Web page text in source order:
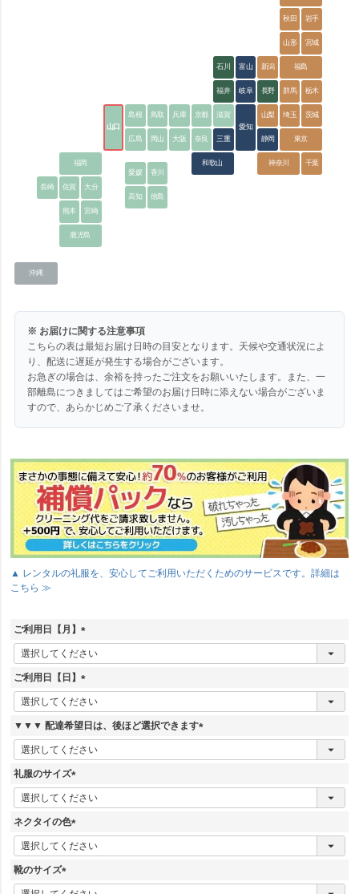
秋田 岩手
山形 宮城
福島
新潟
群馬 栃木
埼玉 茨城
東京
神奈川 千葉
山梨
石川
福井 長野
富山
岐阜
愛知
静岡
三重
和歌山
山口
島根 鳥取
広島 岡山
兵庫 京都 滋賀
大阪 奈良
香川
愛媛
徳島
高知
福岡
佐賀 大分
熊本
長崎
宮崎
鹿児島
沖縄
※ お届けに関する注意事項
こちらの表は最短お届け日時の目安となります。天候や交通状況によ
り、配送に遅延が発生する場合がございます。
お急ぎの場合は、余裕を持ったご注文をお願いいたします。また、一
部離島につきましてはご希望のお届け日時に添えない場合がございま
すので、あらかじめご了承くださいませ。
▲ レンタルの礼服を、安心してご利用いただくためのサービスです。詳細は
こちら ≫
ご利用日【月】
(
必
須
)
ご利用日【日】
(
必
須
)
▼▼▼ 配達希望日は、後ほど選択できます
(
必
)
礼服のサイズ
(
必
須
)
ネクタイの色
(
必
)
靴のサイズ
(